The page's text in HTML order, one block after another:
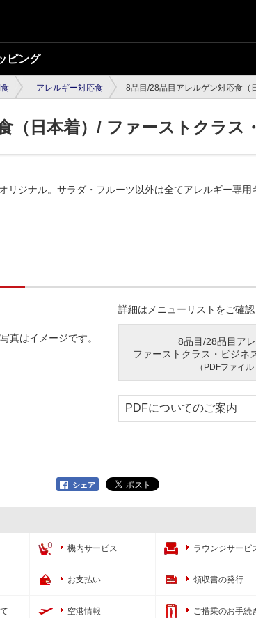
ピング
アレルギー対応食 8品目/28品目アレルゲン対応食（
（日本着）/ ファーストクラス
リジナル。サラダ・フルーツ以外は全てアレルギー専用
真はイメージです。
詳細はメニューリストをご確認
8品目/28品目ア
ファーストクラス・ビジネ
（PDFファイル
PDFについてのご案内
シェア
機内サービス ラウンジサービ
お支払い 領収書の発行
空港情報 ご搭乗のお手続